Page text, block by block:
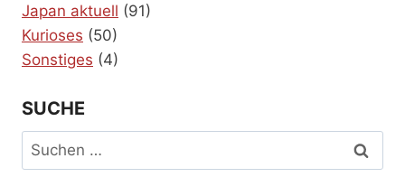
Japan aktuell (91)
Kurioses (50)
Sonstiges (4)
SUCHE
Suchen
nach: